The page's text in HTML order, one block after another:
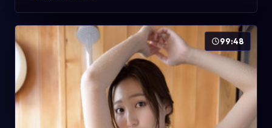
99:48